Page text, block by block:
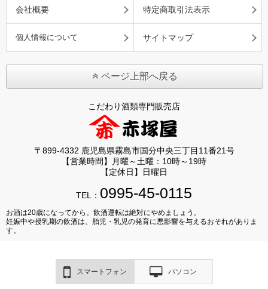
会社概要 特定商取引法表示
個人情報について サイトマップ
ページ上部へ戻る
こだわり酒類専門販売店
〒899-4332 鹿児島県霧島市国分中央三丁目11番21号
【営業時間】月曜～土曜：10時～19時
【定休日】日曜日
TEL： 0995-45-0115
お酒は20歳になってから。飲酒運転は絶対にやめましょう。
妊娠中や授乳期の飲酒は、胎児・乳児の発育に悪影響を与えるおそれがありま
す。
スマートフォン パソコン